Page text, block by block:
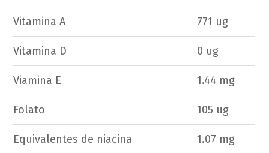
Vitamina A 771 ug
Vitamina D 0 ug
Viamina E 1.44 mg
Folato 105 ug
Equivalentes de niacina 1.07 mg